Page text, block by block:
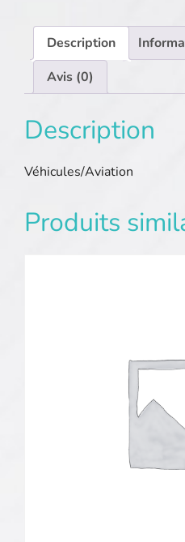
Description
Avis (0)
Description
Véhicules/Aviation
Produits